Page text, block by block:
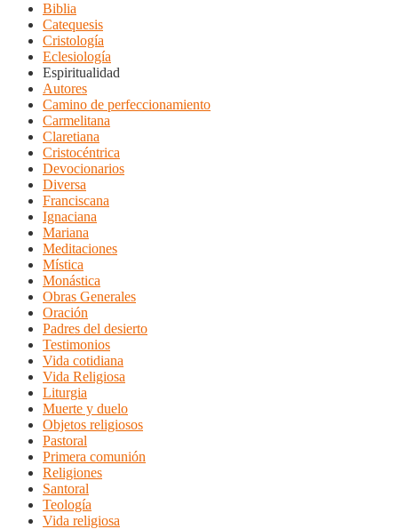
Biblia
Catequesis
Cristología
Eclesiología
Espiritualidad
Autores
Camino de perfeccionamiento
Carmelitana
Claretiana
Cristocéntrica
Devocionarios
Diversa
Franciscana
Ignaciana
Mariana
Meditaciones
Mística
Monástica
Obras Generales
Oración
Padres del desierto
Testimonios
Vida cotidiana
Vida Religiosa
Liturgia
Muerte y duelo
Objetos religiosos
Pastoral
Primera comunión
Religiones
Santoral
Teología
Vida religiosa